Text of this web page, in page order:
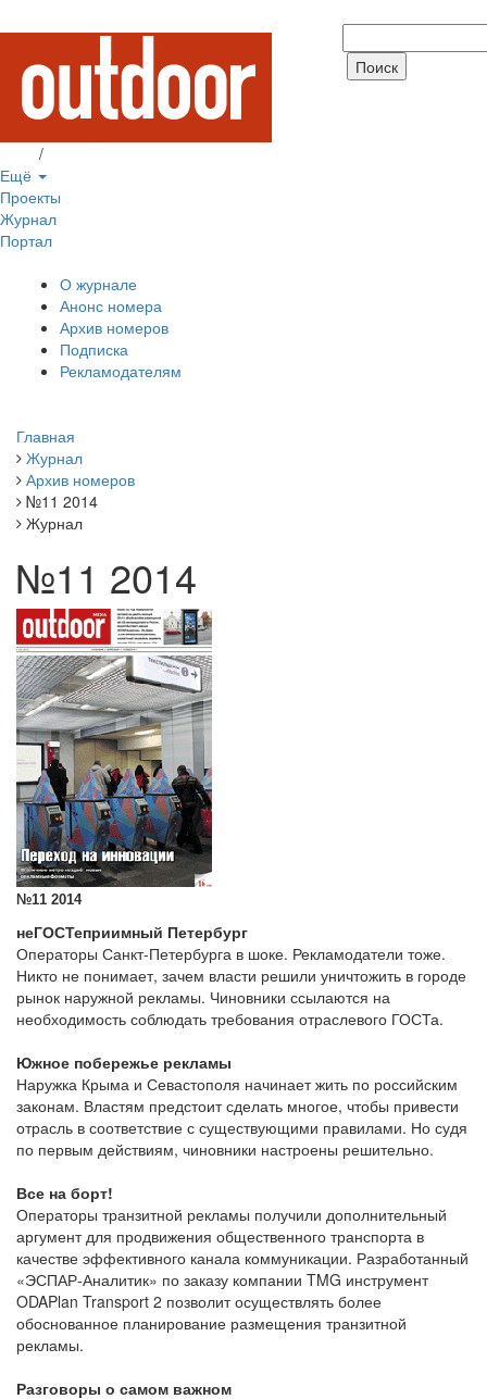
/
Ещё
Проекты
Журнал
Портал
О журнале
Анонс номера
Архив номеров
Подписка
Рекламодателям
Главная
Журнал
Архив номеров
№11 2014
Журнал
№11 2014
№11 2014
неГОСТеприимный Петербург
Операторы Санкт-Петербурга в шоке. Рекламодатели тоже.
Никто не понимает, зачем власти решили уничтожить в городе
рынок наружной рекламы. Чиновники ссылаются на
необходимость соблюдать требования отраслевого ГОСТа.
Южное побережье рекламы
Наружка Крыма и Севастополя начинает жить по российским
законам. Властям предстоит сделать многое, чтобы привести
отрасль в соответствие с существующими правилами. Но судя
по первым действиям, чиновники настроены решительно.
Все на борт!
Операторы транзитной рекламы получили дополнительный
аргумент для продвижения общественного транспорта в
качестве эффективного канала коммуникации. Разработанный
«ЭСПАР-Аналитик» по заказу компании TMG инструмент
ODAPlan Transport 2 позволит осуществлять более
обоснованное планирование размещения транзитной
рекламы.
Разговоры о самом важном